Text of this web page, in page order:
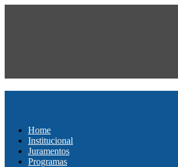
Home
Institucional
Juramentos
Programas